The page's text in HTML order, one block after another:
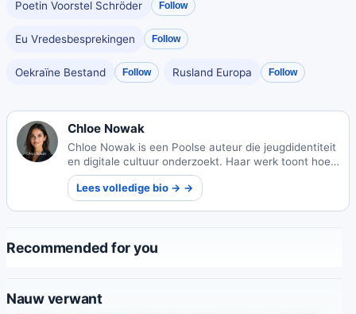
Poetin Voorstel Schröder Follow
Eu Vredesbesprekingen Follow
Oekraïne Bestand Follow Rusland Europa Follow
Chloe Nowak
Chloe Nowak is een Poolse auteur die jeugdidentiteit
en digitale cultuur onderzoekt. Haar werk toont hoe
technologie het moderne adolescentie vormgeeft.
Lees volledige bio → →
Recommended for you
Nauw verwant